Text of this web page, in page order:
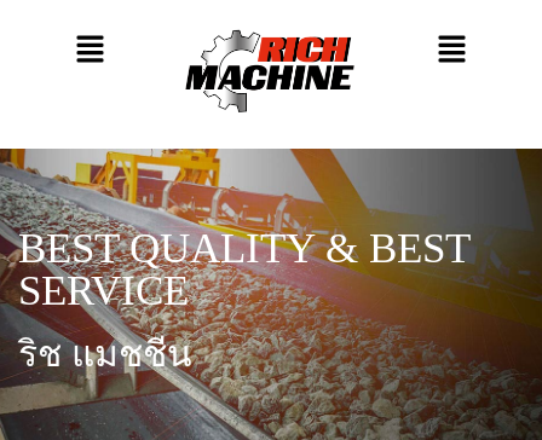
BEST QUALITY & BEST
SERVICE
ริช แมชชีน